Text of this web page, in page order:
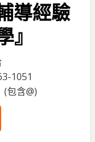
導經驗
』
1051
包含@)